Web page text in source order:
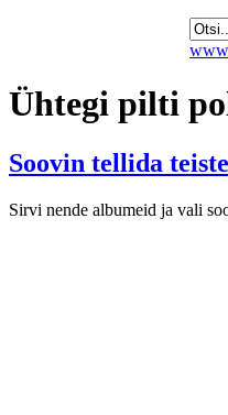
Ühtegi pilti
Soovin tellida
Sirvi nende albumeid ja vali